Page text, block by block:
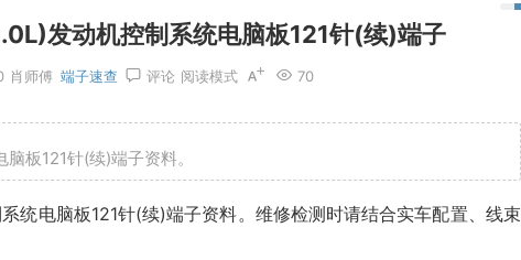
发动机控制系统电脑板121针(续)端子
肖师傅 端子速查 评论 70
阅读模式
板121针(续)端子资料。
统电脑板121针(续)端子资料。维修检测时请结合实车配置、线束